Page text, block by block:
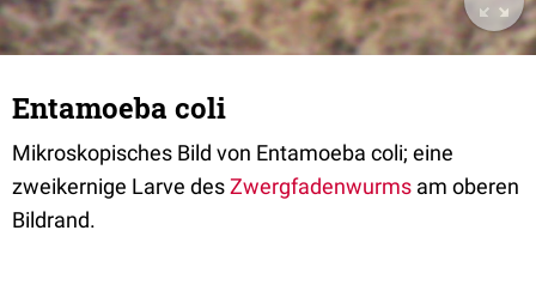
Entamoeba coli
Mikroskopisches Bild von Entamoeba coli; eine
zweikernige Larve desZwergfadenwurms am oberen
Bildrand.